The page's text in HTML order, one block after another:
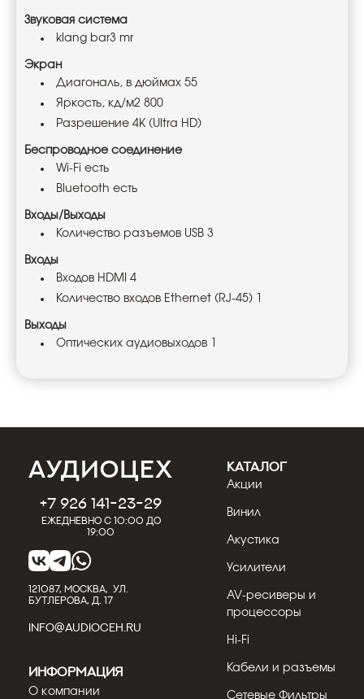
Звуковая система
klang bar3 mr
Экран
Диагональ, в дюймах 55
Яркость, кд/м2 800
Разрешение 4K (Ultra HD)
Беспроводное соединение
Wi-Fi есть
Bluetooth есть
Входы/Выходы
Количество разъемов USB 3
Входы
Входов HDMI 4
Количество входов Ethernet (RJ-45) 1
Выходы
Оптических аудиовыходов 1
+7 926 141-23-29
Ежедневно с 10:00 до
19:00
121087, МОСКВА, УЛ.
БУТЛЕРОВА, Д. 17
INFO@AUDIOCEH.RU
КАТАЛОГ
Акции
Винил
Акустика
Усилители
AV-ресиверы и
процессоры
Hi-Fi
Кабели и разъемы
Сетевые Фильтры
Информация
О компании